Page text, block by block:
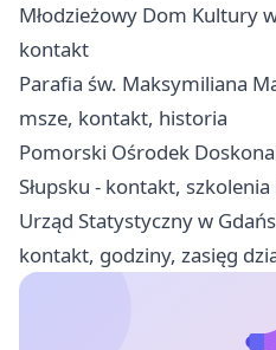
Młodzieżowy Dom Kultury
kontakt
Parafia św. Maksymiliana
msze, kontakt, historia
Pomorski Ośrodek
Słupsku - kontakt, szkolenia
Urząd Statystyczny w
kontakt, godziny, zasięg